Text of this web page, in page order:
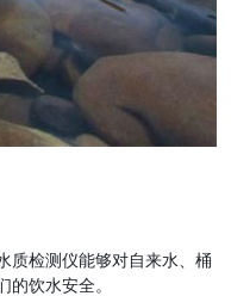
质检测仪能够对自来水、桶
饮水安全。